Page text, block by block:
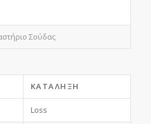
Σούδας
ΚΑΤΆΛΗΞΗ
Loss